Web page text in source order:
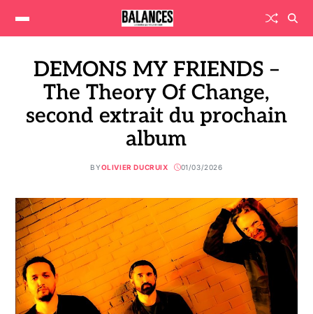
DEMONS MY FRIENDS –
The Theory Of Change,
second extrait du prochain
album
BYOLIVIER DUCRUIX 01/03/2026